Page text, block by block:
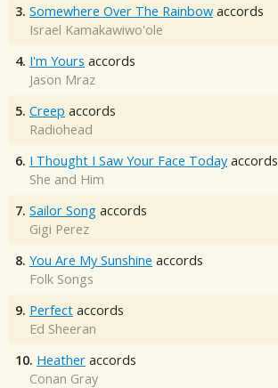
3. Somewhere Over The Rainbow accords
Israel Kamakawiwo'ole
4. I'm Yours accords
Jason Mraz
5. Creep accords
Radiohead
6. I Thought I Saw Your Face Today accords
She and Him
7. Sailor Song accords
Gigi Perez
8. You Are My Sunshine accords
Folk Songs
9. Perfect accords
Ed Sheeran
10. Heather accords
Conan Gray